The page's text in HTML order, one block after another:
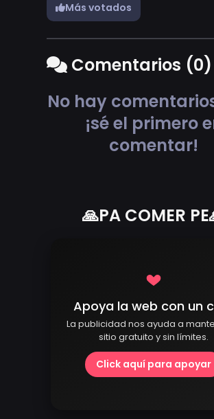
Más votados
Comentarios (0)
No hay
¡sé el primero
comentar!
🙏PA COMER
Apoya la web con un
La publicidad nos ayuda a
sitio gratuito y sin límites.
Click aquí para apoyar